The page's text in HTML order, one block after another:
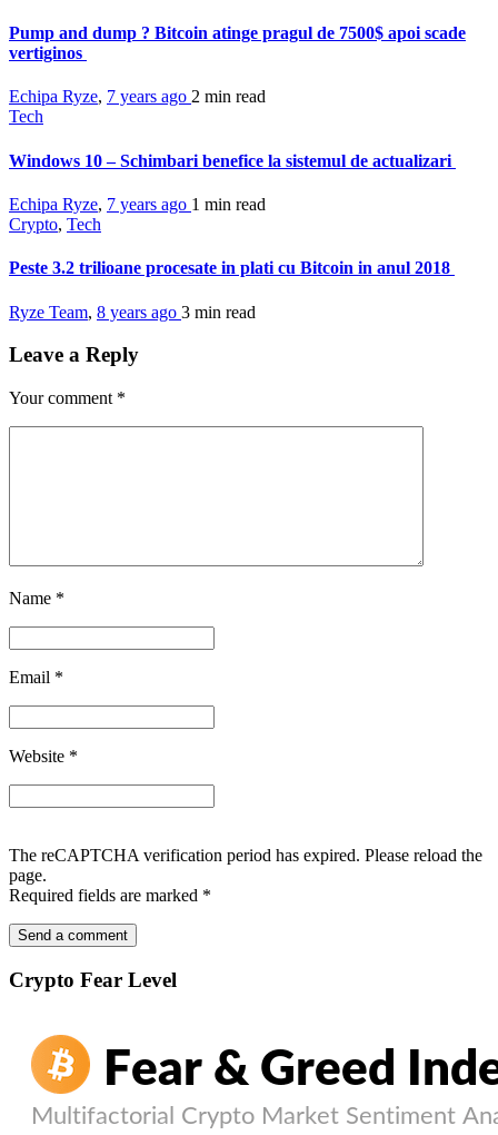
Pump and dump ? Bitcoin atinge pragul de 7500$ apoi scade
vertiginos
Echipa Ryze, 7 years ago 2 min read
Tech
Windows 10 – Schimbari benefice la sistemul de actualizari
Echipa Ryze, 7 years ago 1 min read
Crypto, Tech
Peste 3.2 trilioane procesate in plati cu Bitcoin in anul 2018
Ryze Team, 8 years ago 3 min read
Leave a Reply
Your comment *
Name *
Email *
Website *
The reCAPTCHA verification period has expired. Please reload the
page.
Required fields are marked *
Crypto Fear Level